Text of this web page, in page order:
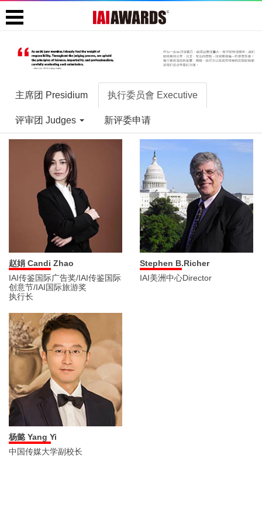
主席团 Presidium 执行委员會 Executive
评审团 Judges 新评委申请
赵娟 Candi Zhao
IAI传鉴国际广告奖/IAI传鉴国际
创意节/IAI国际旅游奖
执行长
Stephen B.Richer
IAI美洲中心Director
杨懿 Yang Yi
中国传媒大学副校长